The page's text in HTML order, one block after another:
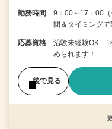
勤務時間
9：00～17：00
間＆タイミング
応募資格
治験未経験OK
められます！
後で見る